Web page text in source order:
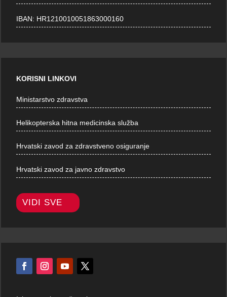
IBAN: HR1210010051863000160
KORISNI LINKOVI
Ministarstvo zdravstva
Helikopterska hitna medicinska služba
Hrvatski zavod za zdravstveno osiguranje
Hrvatski zavod za javno zdravstvo
VIDI SVE